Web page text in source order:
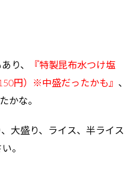
り、
『特製昆布水つけ塩
円）※中盛だったかも』 、
かな。
大盛り、ライス、半ライス
。